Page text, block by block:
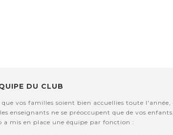
DU CLUB
vos familles soient bien accuellies toute l'année,
enseignants ne se préoccupent que de vos
a mis en place une équipe par fonction :